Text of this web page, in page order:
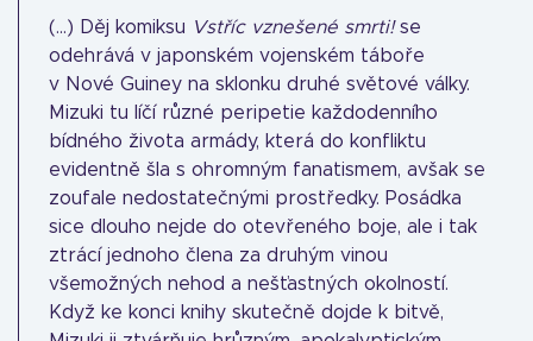
(...) Děj komiksu Vstříc vznešené smrti!se
odehrává v japonském vojenském táboře
v Nové Guiney na sklonku druhé světové války.
Mizuki tu líčí různé peripetie každodenního
bídného života armády, která do konfliktu
evidentně šla s ohromným fanatismem, avšak se
zoufale nedostatečnými prostředky. Posádka
sice dlouho nejde do otevřeného boje, ale i tak
ztrácí jednoho člena za druhým vinou
všemožných nehod a nešťastných okolností.
Když ke konci knihy skutečně dojde k bitvě,